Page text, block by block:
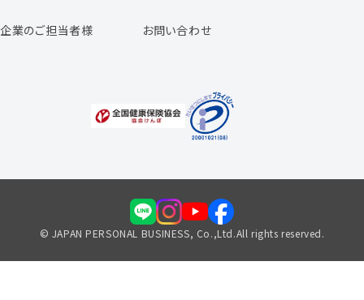
福利厚生のご案内
企業のご担当者様 お問い合わせ
© JAPAN PERSONAL BUSINESS, Co.,Ltd.All rights reserved.